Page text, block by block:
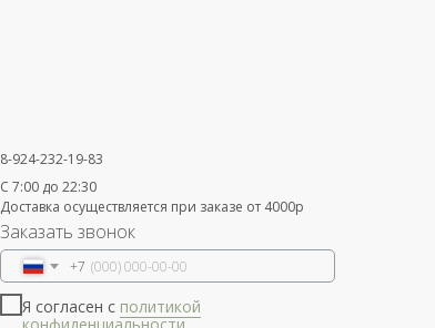
8-924-232-19-83
С 7:00 до 22:30
Доставка осуществляется при заказе от 4000р
Заказать звонок
+7
Я согласен с политикой